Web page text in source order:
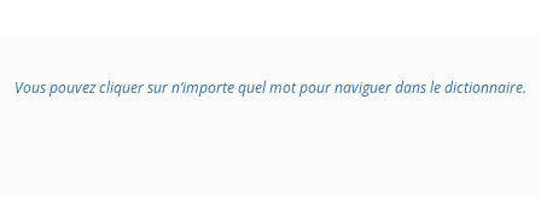
Vous pouvez cliquer sur n’importe quel mot pour naviguer dans le dictionnaire.